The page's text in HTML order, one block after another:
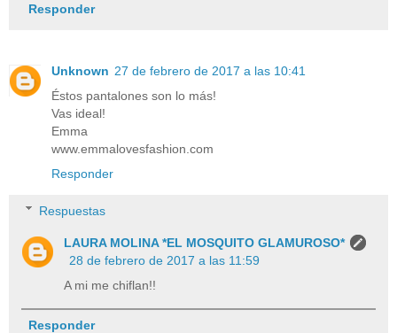
Responder
Unknown 27 de febrero de 2017 a las 10:41
Éstos pantalones son lo más!
Vas ideal!
Emma
www.emmalovesfashion.com
Responder
Respuestas
LAURA MOLINA *EL MOSQUITO GLAMUROSO*
28 de febrero de 2017 a las 11:59
A mi me chiflan!!
Responder